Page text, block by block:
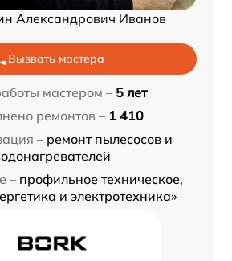
Александрович Иванов
Вызвать мастера
мастером – 5 лет
ремонтов – 1 410
– ремонт пылесосов и
– профильное техническое,
и электротехника»